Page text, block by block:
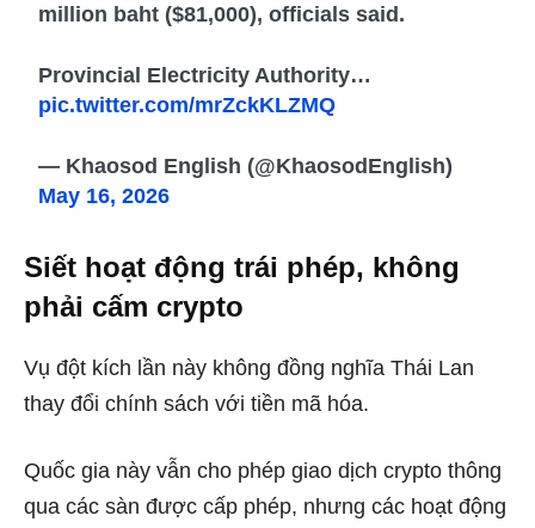
million baht ($81,000), officials said.
Provincial Electricity Authority…
pic.twitter.com/mrZckKLZMQ
— Khaosod English (@KhaosodEnglish)
May 16, 2026
Siết hoạt động trái phép, không
phải cấm crypto
Vụ đột kích lần này không đồng nghĩa Thái Lan
thay đổi chính sách với tiền mã hóa.
Quốc gia này vẫn cho phép giao dịch crypto thông
qua các sàn được cấp phép, nhưng các hoạt động